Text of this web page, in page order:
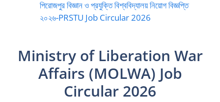
পিরোজপুর বিজ্ঞান ও প্রযুক্তি বিশ্ববিদ্যালয় নিয়োগ বিজ্ঞপ্তি
২০২৬-PRSTU Job Circular 2026
Ministry of Liberation War
Affairs (MOLWA) Job
Circular 2026